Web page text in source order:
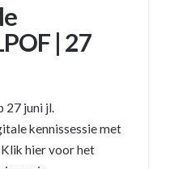
| 27
27 juni jl.
kennissessie met
hier voor het